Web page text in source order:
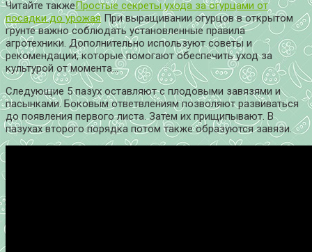
Читайте такжеПростые секреты ухода за огурцами от
посадки до урожаяПри выращивании огурцов в открытом
грунте важно соблюдать установленные правила
агротехники. Дополнительно используют советы и
рекомендации, которые помогают обеспечить уход за
культурой от момента…
Следующие 5 пазух оставляют с плодовыми завязями и
пасынками. Боковым ответвлениям позволяют развиваться
до появления первого листа. Затем их прищипывают. В
пазухах второго порядка потом также образуются завязи.